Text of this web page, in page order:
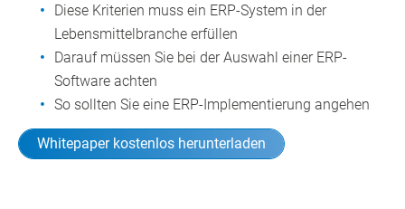
Diese Kriterien muss ein ERP-System in der
Lebensmittelbranche erfüllen
Darauf müssen Sie bei der Auswahl einer ERP-
Software achten
So sollten Sie eine ERP-Implementierung angehen
Whitepaper kostenlos herunterladen